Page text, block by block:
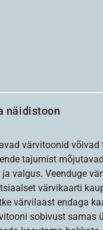
näidistoon
värvitoonid võivad
tajumist
valgus. Veenduge
värvikaarti
värvilaast endaga
sobivust samas